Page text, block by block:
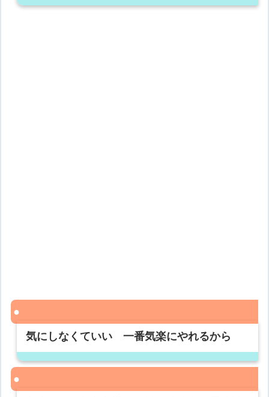
気にしなくていい 一番気楽にやれるから